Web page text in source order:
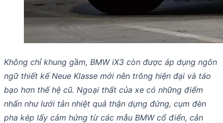
Không chỉ khung gầm, BMW iX3 còn được áp dụng ngôn
ngữ thiết kế Neue Klasse mới nên trông hiện đại và táo
bạo hơn thế hệ cũ. Ngoại thất của xe có những điểm
nhấn như lưới tản nhiệt quả thận dựng đứng, cụm đèn
pha kép lấy cảm hứng từ các mẫu BMW cổ điển, cản